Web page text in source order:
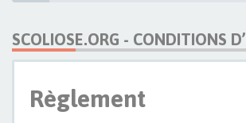
SCOLIOSE.ORG - CONDITIONS
Règlement